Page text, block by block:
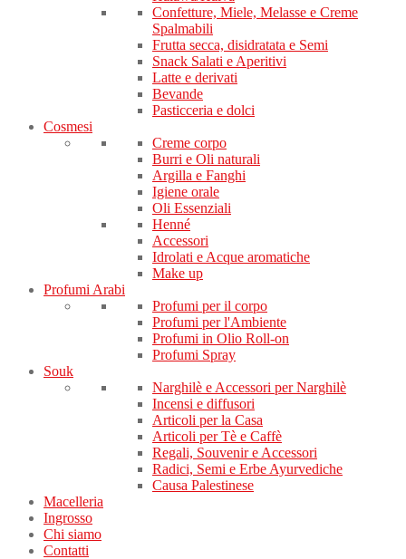
Confetture, Miele, Melasse e Creme
Spalmabili
Frutta secca, disidratata e Semi
Snack Salati e Aperitivi
Latte e derivati
Bevande
Pasticceria e dolci
Cosmesi
Creme corpo
Burri e Oli naturali
Argilla e Fanghi
Igiene orale
Oli Essenziali
Henné
Accessori
Idrolati e Acque aromatiche
Make up
Profumi Arabi
Profumi per il corpo
Profumi per l'Ambiente
Profumi in Olio Roll-on
Profumi Spray
Souk
Narghilè e Accessori per Narghilè
Incensi e diffusori
Articoli per la Casa
Articoli per Tè e Caffè
Regali, Souvenir e Accessori
Radici, Semi e Erbe Ayurvediche
Causa Palestinese
Macelleria
Ingrosso
Chi siamo
Contatti